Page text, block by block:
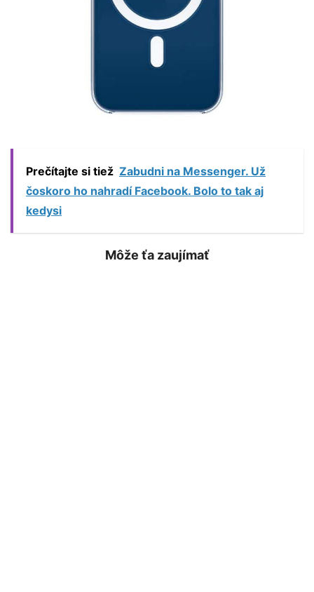
Prečítajte si tiež Zabudni na Messenger. Už
čoskoro ho nahradí Facebook. Bolo to tak aj
kedysi
Môže ťa zaujímať